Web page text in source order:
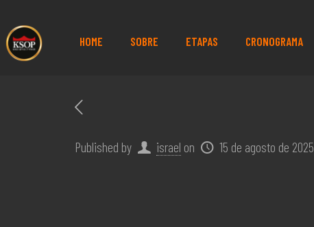
HOME SOBRE ETAPAS CRONOGRAMA
Published by israel on 15 de agosto de 2025